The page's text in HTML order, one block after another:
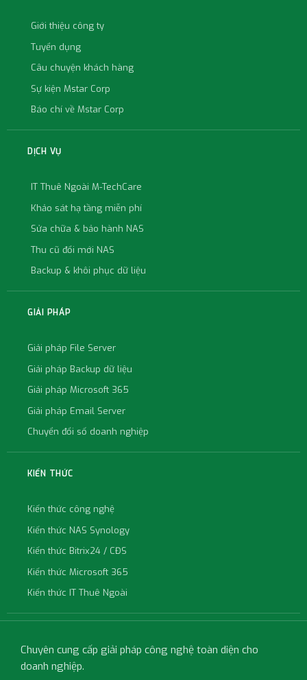
Giới thiệu công ty
Tuyển dụng
Câu chuyện khách hàng
Sự kiện Mstar Corp
Báo chí về Mstar Corp
DỊCH VỤ
IT Thuê Ngoài M-TechCare
Khảo sát hạ tầng miễn phí
Sửa chữa & bảo hành NAS
Thu cũ đổi mới NAS
Backup & khôi phục dữ liệu
GIẢI PHÁP
Giải pháp File Server
Giải pháp Backup dữ liệu
Giải pháp Microsoft 365
Giải pháp Email Server
Chuyển đổi số doanh nghiệp
KIẾN THỨC
Kiến thức công nghệ
Kiến thức NAS Synology
Kiến thức Bitrix24 / CĐS
Kiến thức Microsoft 365
Kiến thức IT Thuê Ngoài
Chuyên cung cấp giải pháp công nghệ toàn diện cho
doanh nghiệp.